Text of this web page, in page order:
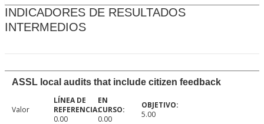
INDICADORES DE RESULTADOS
INTERMEDIOS
ASSL local audits that include citizen feedback
Valor
0.00
0.00 5.00